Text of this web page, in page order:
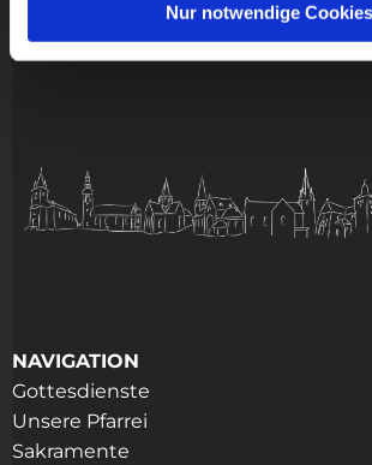
Nur notwendige Cookies
NAVIGATION
Gottesdienste
Unsere Pfarrei
Sakramente